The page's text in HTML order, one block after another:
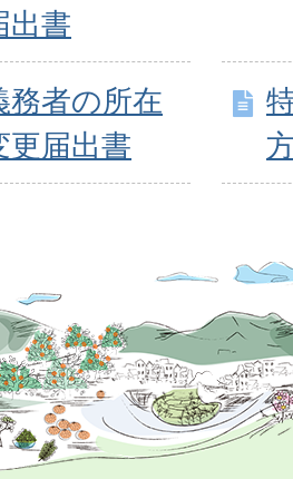
出書
務者の所在
更届出書